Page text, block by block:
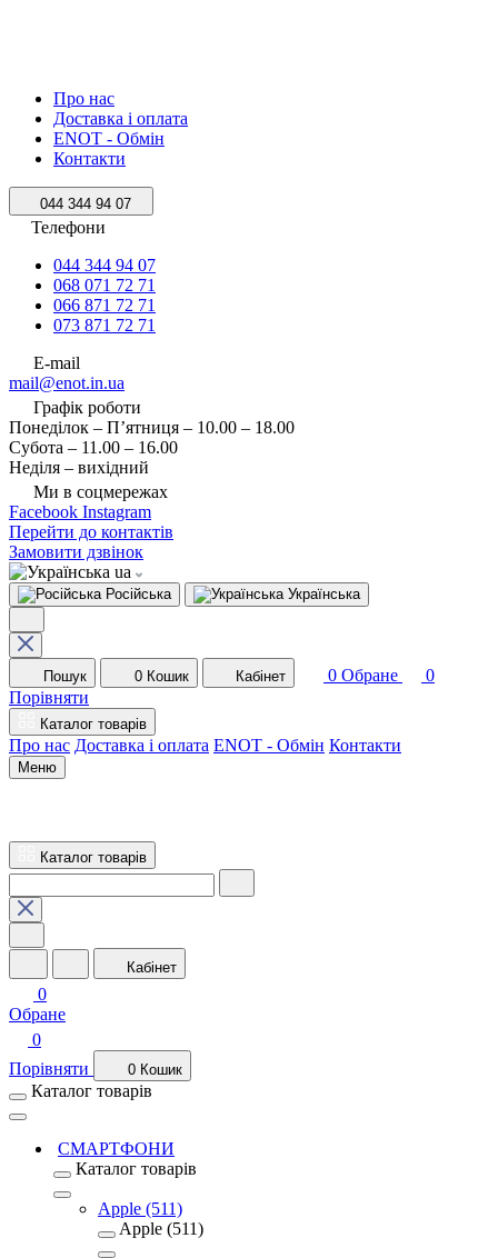
Про нас
Доставка і оплата
ENOT - Обмін
Контакти
044 344 94 07
Телефони
044 344 94 07
068 071 72 71
066 871 72 71
073 871 72 71
E-mail
mail@enot.in.ua
Графік роботи
Понеділок – П’ятниця – 10.00 – 18.00
Субота – 11.00 – 16.00
Неділя – вихідний
Ми в соцмережах
Facebook Instagram
Перейти до контактів
Замовити дзвінок
ua
Російська Українська
Пошук 0 Кошик Кабінет 0 Обране
0
Порівняти
Каталог товарів
Про нас Доставка і оплата ENOT - Обмін Контакти
Меню
Каталог товарів
Кабінет
0
Обране
0
Порівняти
0 Кошик
Каталог товарів
СМАРТФОНИ
Каталог товарів
Apple (511)
Apple (511)